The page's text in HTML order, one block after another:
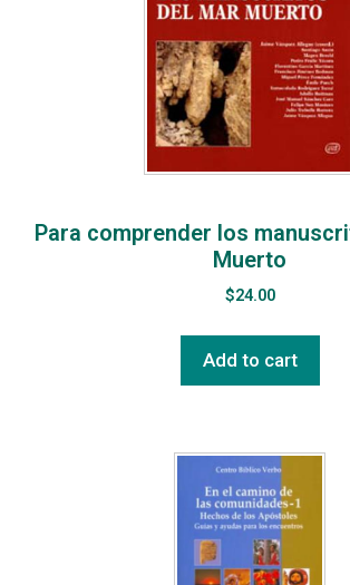
Para comprender los
Muerto
$24.00
Add to cart